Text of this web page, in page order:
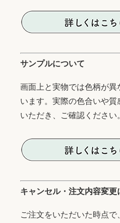
サンプルについて
画面上と実物では色柄が
います。実際の色合いや
いただき、ご確認ください
キャンセル・注文内容変更
ご注文をいただいた時点